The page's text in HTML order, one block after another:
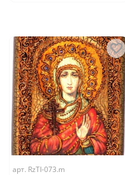
арт. RzTI-073.m